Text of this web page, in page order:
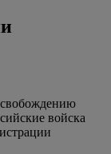
войска